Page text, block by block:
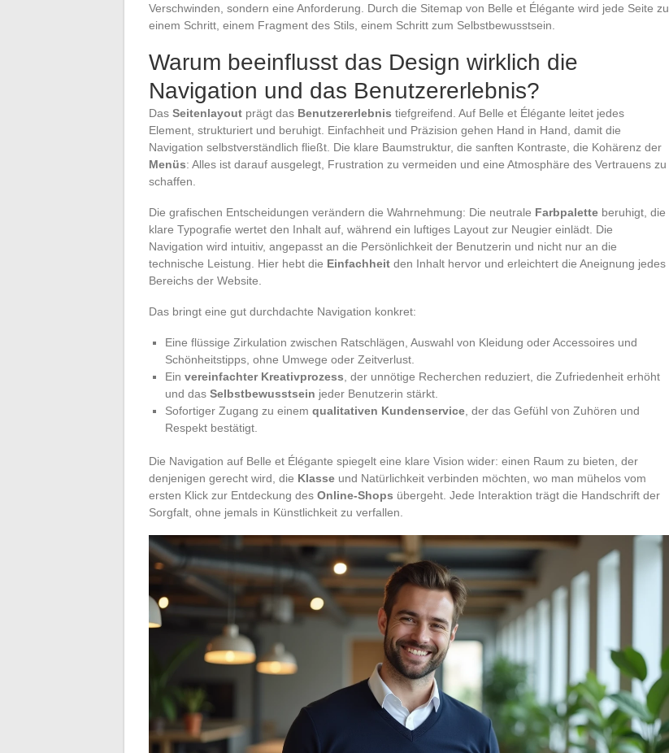
Verschwinden, sondern eine Anforderung. Durch die Sitemap von Belle et Élégante wird jede Seite zu
einem Schritt, einem Fragment des Stils, einem Schritt zum Selbstbewusstsein.
Warum beeinflusst das Design wirklich die
Navigation und das Benutzererlebnis?
Das Seitenlayout prägt das Benutzererlebnis tiefgreifend. Auf Belle et Élégante leitet jedes
Element, strukturiert und beruhigt. Einfachheit und Präzision gehen Hand in Hand, damit die
Navigation selbstverständlich fließt. Die klare Baumstruktur, die sanften Kontraste, die Kohärenz der
Menüs: Alles ist darauf ausgelegt, Frustration zu vermeiden und eine Atmosphäre des Vertrauens zu
schaffen.
Die grafischen Entscheidungen verändern die Wahrnehmung: Die neutrale Farbpalette beruhigt, die
klare Typografie wertet den Inhalt auf, während ein luftiges Layout zur Neugier einlädt. Die
Navigation wird intuitiv, angepasst an die Persönlichkeit der Benutzerin und nicht nur an die
technische Leistung. Hier hebt die Einfachheit den Inhalt hervor und erleichtert die Aneignung jedes
Bereichs der Website.
Das bringt eine gut durchdachte Navigation konkret:
Eine flüssige Zirkulation zwischen Ratschlägen, Auswahl von Kleidung oder Accessoires und
Schönheitstipps, ohne Umwege oder Zeitverlust.
Ein vereinfachter Kreativprozess , der unnötige Recherchen reduziert, die Zufriedenheit erhöht
und das Selbstbewusstsein jeder Benutzerin stärkt.
Sofortiger Zugang zu einem qualitativen Kundenservice , der das Gefühl von Zuhören und
Respekt bestätigt.
Die Navigation auf Belle et Élégante spiegelt eine klare Vision wider: einen Raum zu bieten, der
denjenigen gerecht wird, die Klasse und Natürlichkeit verbinden möchten, wo man mühelos vom
ersten Klick zur Entdeckung des Online-Shops übergeht. Jede Interaktion trägt die Handschrift der
Sorgfalt, ohne jemals in Künstlichkeit zu verfallen.